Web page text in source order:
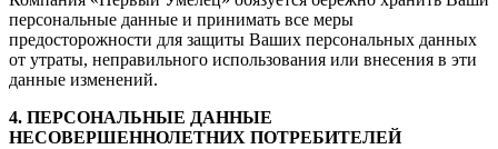
персональные данные и принимать все меры
предосторожности для защиты Ваших персональных данных
от утраты, неправильного использования или внесения в эти
данные изменений.
4. ПЕРСОНАЛЬНЫЕ ДАННЫЕ
НЕСОВЕРШЕННОЛЕТНИХ ПОТРЕБИТЕЛЕЙ